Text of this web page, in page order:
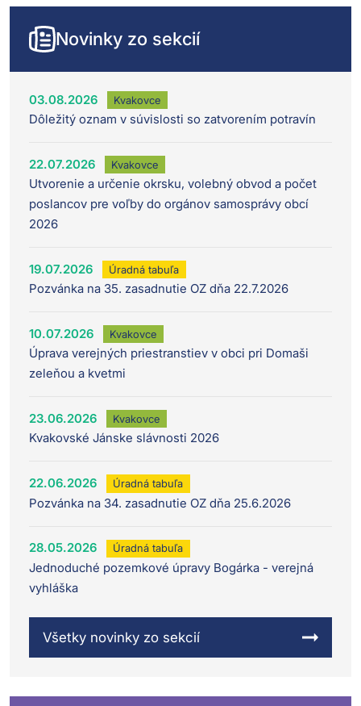
Novinky zo sekcií
03.08.2026 Kvakovce
Dôležitý oznam v súvislosti so zatvorením potravín
22.07.2026 Kvakovce
Utvorenie a určenie okrsku, volebný obvod a počet
poslancov pre voľby do orgánov samosprávy obcí
2026
19.07.2026 Úradná tabuľa
Pozvánka na 35. zasadnutie OZ dňa 22.7.2026
10.07.2026 Kvakovce
Úprava verejných priestranstiev v obci pri Domaši
zeleňou a kvetmi
23.06.2026 Kvakovce
Kvakovské Jánske slávnosti 2026
22.06.2026 Úradná tabuľa
Pozvánka na 34. zasadnutie OZ dňa 25.6.2026
28.05.2026 Úradná tabuľa
Jednoduché pozemkové úpravy Bogárka - verejná
vyhláška
Všetky novinky zo sekcií